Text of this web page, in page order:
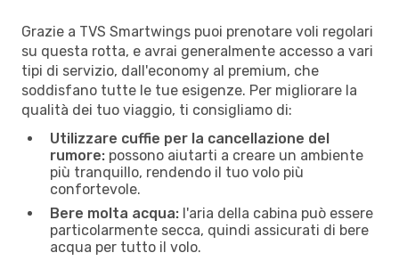
Grazie a TVS Smartwings puoi prenotare voli regolari
su questa rotta, e avrai generalmente accesso a vari
tipi di servizio, dall'economy al premium, che
soddisfano tutte le tue esigenze. Per migliorare la
qualità dei tuo viaggio, ti consigliamo di:
Utilizzare cuffie per la cancellazione del
rumore: possono aiutarti a creare un ambiente
più tranquillo, rendendo il tuo volo più
confortevole.
Bere molta acqua: l'aria della cabina può essere
particolarmente secca, quindi assicurati di bere
acqua per tutto il volo.